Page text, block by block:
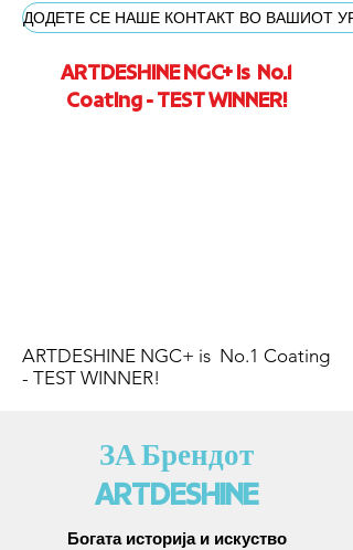
ДОДЕТЕ СЕ НАШЕ КОНТАКТ ВО ВАШИОТ
ARTDESHINE NGC+ is No.1
Coating - TEST WINNER!
ARTDESHINE NGC+ is No.1 Coating
- TEST WINNER! ​
ЗА Брендот
ARTDESHINE
Богата историја и искуство